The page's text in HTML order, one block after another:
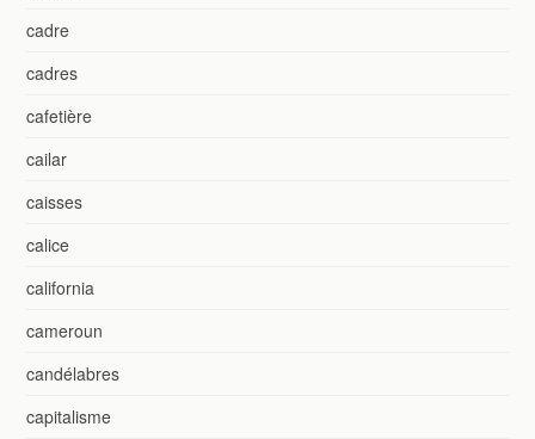
cadre
cadres
cafetière
cailar
caisses
calice
california
cameroun
candélabres
capitalisme